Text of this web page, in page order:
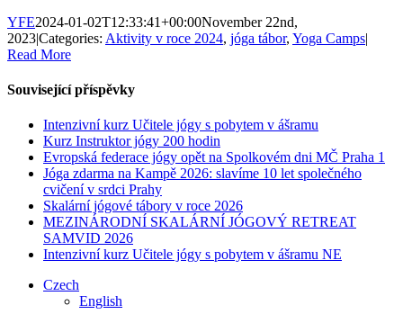
YFE2024-01-02T12:33:41+00:00November 22nd,
2023|Categories: Aktivity v roce 2024, jóga tábor, Yoga Camps|
Read More
Související příspěvky
Intenzivní kurz Učitele jógy s pobytem v ášramu
Kurz Instruktor jógy 200 hodin
Evropská federace jógy opět na Spolkovém dni MČ Praha 1
Jóga zdarma na Kampě 2026: slavíme 10 let společného
cvičení v srdci Prahy
Skalární jógové tábory v roce 2026
MEZINÁRODNÍ ​SKALÁRNÍ JÓGOVÝ RETREAT
SAMVID 2026
Intenzivní kurz Učitele jógy s pobytem v ášramu NE
Czech
English